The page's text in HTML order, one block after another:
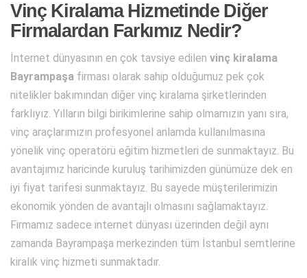
Vinç Kiralama Hizmetinde Diğer
Firmalardan Farkımız Nedir?
İnternet dünyasının en çok tavsiye edilen vinç kiralama
Bayrampaşa firması olarak sahip olduğumuz pek çok
nitelikler bakımından diğer vinç kiralama şirketlerinden
farklıyız. Yılların bilgi birikimlerine sahip olmamızın yanı sıra,
vinç araçlarımızın profesyonel anlamda kullanılmasına
yönelik vinç operatörü eğitim hizmetleri de sunmaktayız. Bu
avantajımız haricinde kuruluş tarihimizden günümüze dek en
iyi fiyat tarifesi sunmaktayız. Bu sayede müşterilerimizin
ekonomik yönden de avantajlı olmasını sağlamaktayız.
Firmamız sadece internet dünyası üzerinden değil aynı
zamanda Bayrampaşa merkezinden tüm İstanbul semtlerine
kiralık vinç hizmeti sunmaktadır.